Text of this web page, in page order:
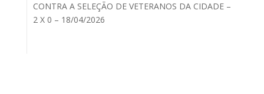
CONTRA A SELEÇÃO DE VETERANOS DA CIDADE –
2 X 0 – 18/04/2026